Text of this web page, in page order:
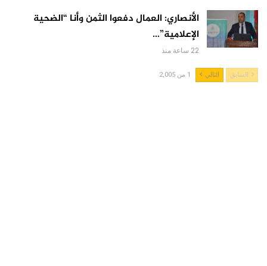
الأنصاري: العمال دفعوا الثمن وأنا “الضحية
الإعلامية”…
22 ساعة منذ
السابق التالي 1 من 2,005